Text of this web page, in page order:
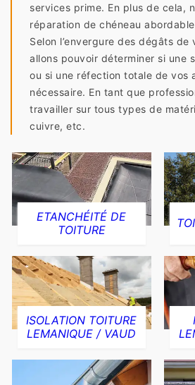
services prime. En plus de cela,
réparation de chéneau
Selon l’envergure des dégâts de
allons pouvoir déterminer si une
ou si une réfection totale de vos
nécessaire. En tant que
travailler sur tous types de
cuivre, etc.
ETANCHÉITÉ DE
TOITURE
ISOLATION TOITURE
LEMANIQUE / VAUD